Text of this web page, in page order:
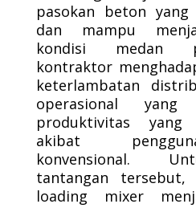
pasokan beton
dan mampu
kondisi medan
kontraktor
keterlambatan
operasional
produktivitas
akibat
konvensional.
tantangan
loading mixer